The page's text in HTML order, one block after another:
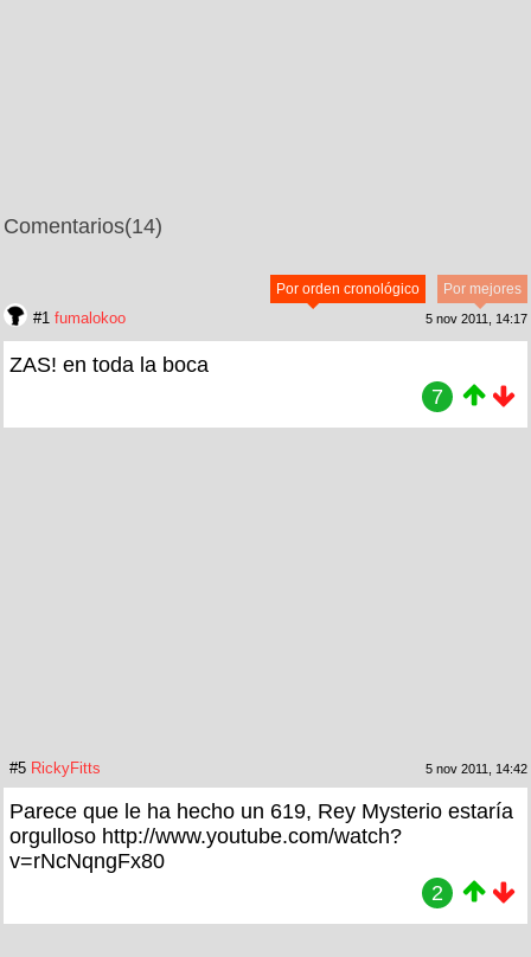
Comentarios(14)
Por mejores
Por orden cronológico
#1 fumalokoo 5 nov 2011, 14:17
ZAS! en toda la boca
7
#5 RickyFitts 5 nov 2011, 14:42
Parece que le ha hecho un 619, Rey Mysterio estaría
orgulloso http://www.youtube.com/watch?
v=rNcNqngFx80
2